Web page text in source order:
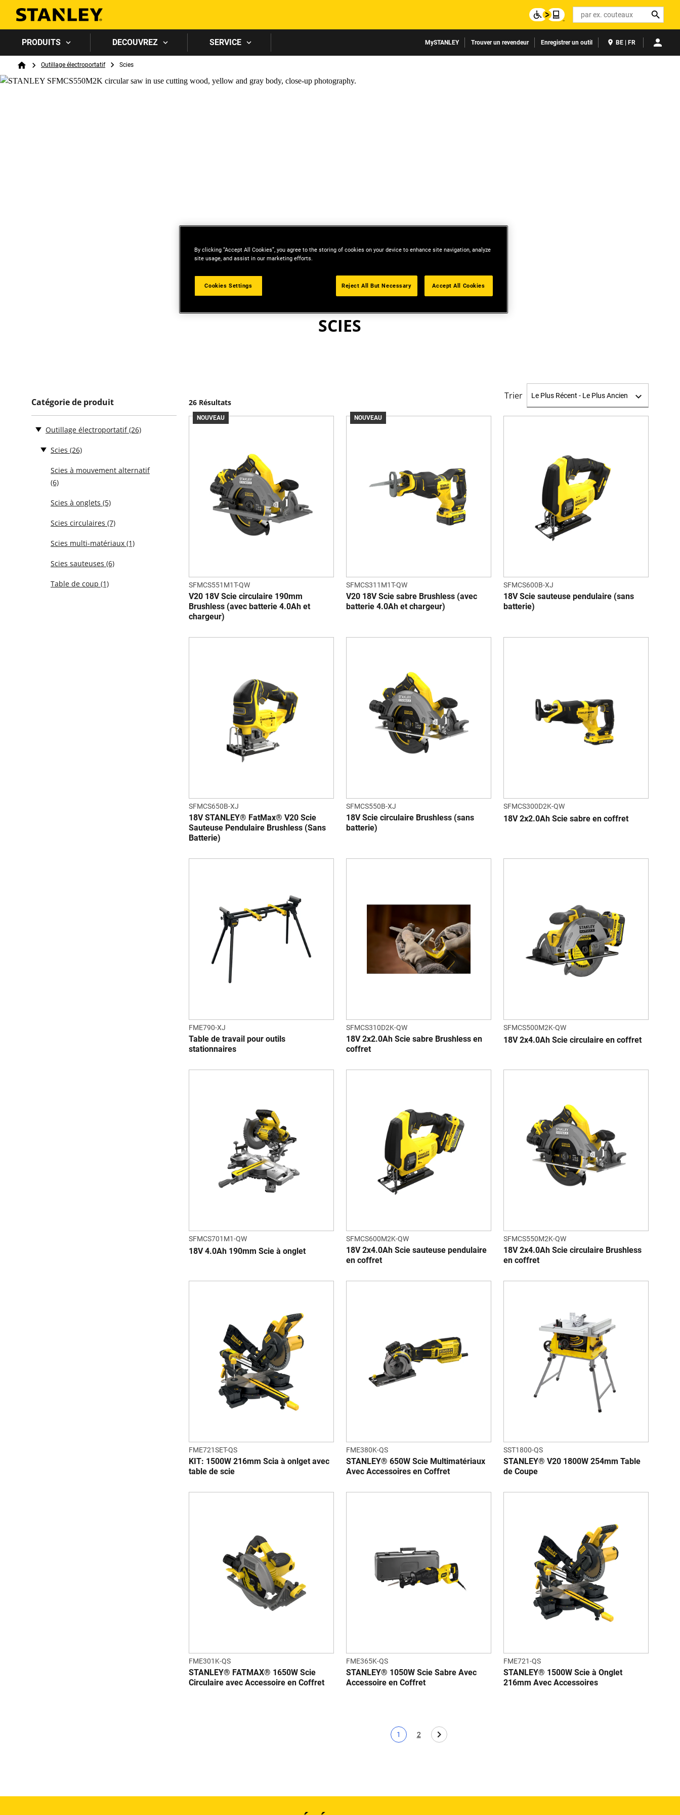
Search
PRODUITS DECOUVREZ SERVICE MySTANLEY Trouver un revendeur Enregistrer un outil BE | FR
Breadcrumb
HomeOutillage électroportatif Scies
SCIES
Catégorie de produit
Outillage électroportatif (26)
Scies (26)
Scies à mouvement alternatif
(6)
Scies à onglets (5)
Scies circulaires (7)
Scies multi-matériaux (1)
Scies sauteuses (6)
Table de coup (1)
26 Résultats
Trier
NOUVEAU
SFMCS551M1T-QW
V20 18V Scie circulaire 190mm
Brushless (avec batterie 4.0Ah et
chargeur)
NOUVEAU
SFMCS311M1T-QW
V20 18V Scie sabre Brushless (avec
batterie 4.0Ah et chargeur)
SFMCS600B-XJ
18V Scie sauteuse pendulaire (sans
batterie)
SFMCS650B-XJ
18V STANLEY® FatMax® V20 Scie
Sauteuse Pendulaire Brushless (Sans
Batterie)
SFMCS550B-XJ
18V Scie circulaire Brushless (sans
batterie)
SFMCS300D2K-QW
18V 2x2.0Ah Scie sabre en coffret
FME790-XJ
Table de travail pour outils
stationnaires
SFMCS310D2K-QW
18V 2x2.0Ah Scie sabre Brushless en
coffret
SFMCS500M2K-QW
18V 2x4.0Ah Scie circulaire en coffret
SFMCS701M1-QW
18V 4.0Ah 190mm Scie à onglet
SFMCS600M2K-QW
18V 2x4.0Ah Scie sauteuse pendulaire
en coffret
SFMCS550M2K-QW
18V 2x4.0Ah Scie circulaire Brushless
en coffret
FME721SET-QS
KIT: 1500W 216mm Scia à onlget avec
table de scie
FME380K-QS
STANLEY® 650W Scie Multimatériaux
Avec Accessoires en Coffret
SST1800-QS
STANLEY® V20 1800W 254mm Table
de Coupe
FME301K-QS
STANLEY® FATMAX® 1650W Scie
Circulaire avec Accessoire en Coffret
FME365K-QS
STANLEY® 1050W Scie Sabre Avec
Accessoire en Coffret
FME721-QS
STANLEY® 1500W Scie à Onglet
216mm Avec Accessoires
Page actuelle
1
Page
2
By clicking “Accept All Cookies”, you agree to the storing of cookies on your device to enhance site navigation, analyze
site usage, and assist in our marketing efforts.
Cookies Settings Reject All But Necessary Accept All Cookies